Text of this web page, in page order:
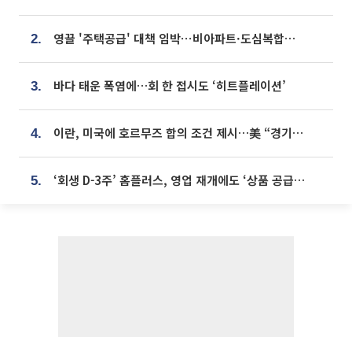
2. 영끌 '주택공급' 대책 임박⋯비아파트·도심복합까지 총동원
3. 바다 태운 폭염에…회 한 접시도 ‘히트플레이션’
4. 이란, 미국에 호르무즈 합의 조건 제시…美 “경기 아직 안 끝나” [종합]
5. ‘회생 D-3주’ 홈플러스, 영업 재개에도 ‘상품 공급망’ 복구가 생존 관건